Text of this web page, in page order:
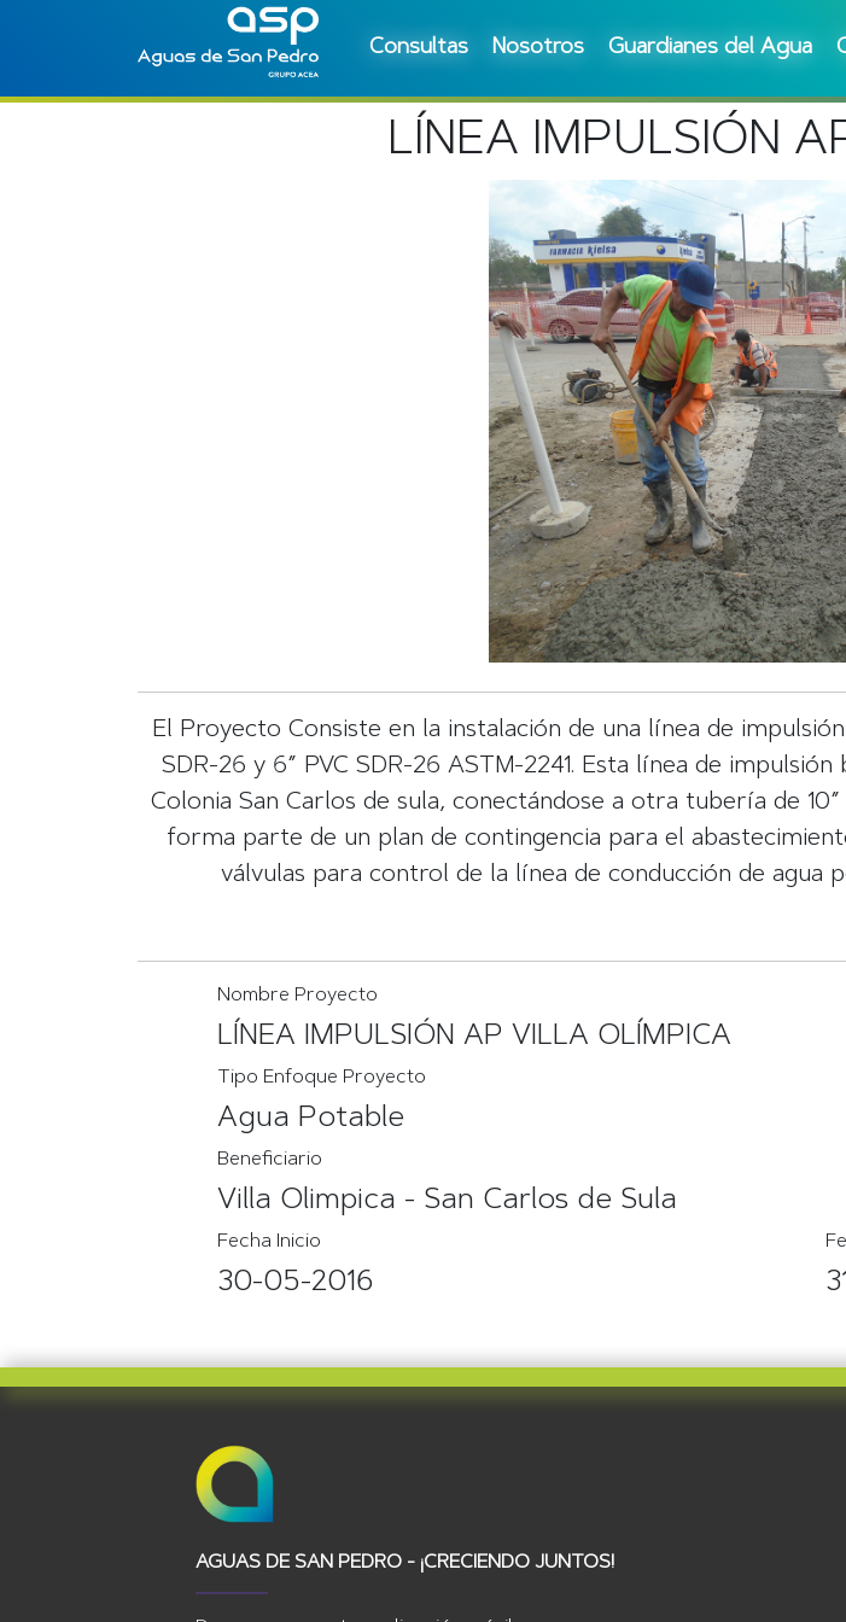
Consultas Nosotros Guardianes del Agua
LÍNEA IMPULSIÓN
El Proyecto Consiste en la instalación de una línea de
SDR-26 y 6” PVC SDR-26 ASTM-2241. Esta línea de
Colonia San Carlos de sula, conectándose a otra tubería de
forma parte de un plan de contingencia para el
válvulas para control de la línea de conducción de agua
Nombre Proyecto
LÍNEA IMPULSIÓN AP VILLA OLÍMPICA
Tipo Enfoque Proyecto
Agua Potable
Beneficiario
Villa Olimpica - San Carlos de Sula
Fecha Inicio
30-05-2016
AGUAS DE SAN PEDRO - ¡CRECIENDO JUNTOS!